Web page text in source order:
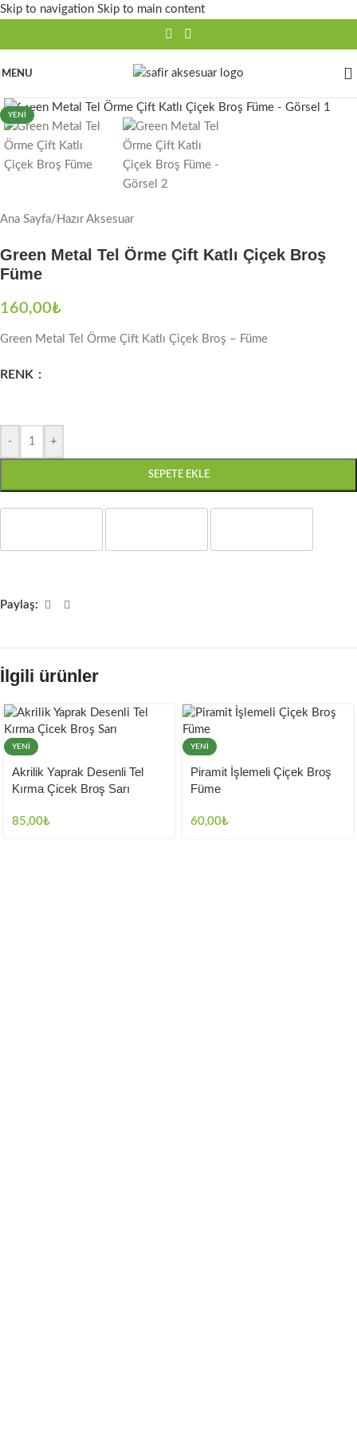
Skip to navigation Skip to main content
MENU
YENI
Ana Sayfa/ Hazır Aksesuar
Green Metal Tel Örme Çift Katlı Çiçek Broş
Füme
160,00₺
Green Metal Tel Örme Çift Katlı Çiçek Broş – Füme
RENK
- +
SEPETE EKLE
Paylaş:
İlgili ürünler
YENI
Akrilik Yaprak Desenli Tel
Kırma Çicek Broş Sarı
85,00₺
YENI
Piramit İşlemeli Çiçek Broş
Füme
60,00₺